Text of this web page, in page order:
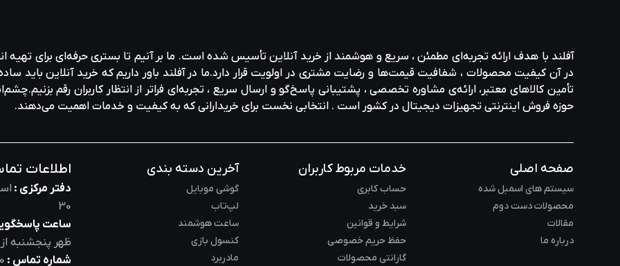
آفلند با هدف ارائه‌ تجربه‌ای مطمئن ، سریع و هوشمند از خرید آنلاین تأسیس شده است. ما بر آنیم تا بستری حرفه‌ای برای تهیه‌
در آن کیفیت محصولات ، شفافیت قیمت‌ها و رضایت مشتری در اولویت قرار دارد.ما در آفلند باور داریم که خرید آنلاین باید
تأمین کالاهای معتبر، ارائه‌ی مشاوره‌ تخصصی ، پشتیبانی پاسخ‌گو و ارسال سریع ، تجربه‌ای فراتر از انتظار کاربران رقم
حوزه‌ فروش اینترنتی تجهیزات دیجیتال در کشور است . انتخابی نخست برای خریدارانی که به کیفیت و خدمات اهمیت می‌دهند.
صفحه اصلی
سیستم های اسمبل شده
محصولات دست دوم
مقالات
درباره ما
خدمات مربوط کاربران
حساب کابری
سبد خرید
شرایط و قوانین
حفظ حریم خصوصی
گارانتی محصولات
آخرین دسته بندی
گوشی موبایل
لپ‌تاب
ساعت هوشمند
کنسول بازی
مادربرد
اطلاعات
دفتر مرکزی :
30
ساعت
ظهر پنجشنبه
شماره تماس :